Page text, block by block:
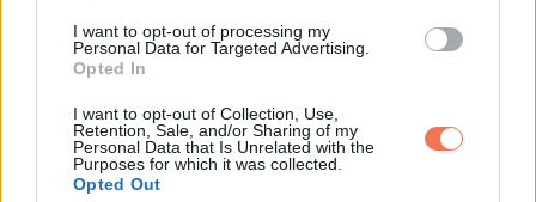
I want to opt-out of processing my
Personal Data for Targeted Advertising.
Opted In
I want to opt-out of Collection, Use,
Retention, Sale, and/or Sharing of my
Personal Data that Is Unrelated with the
Purposes for which it was collected.
Opted Out
Doreenjét. Sok időt töltött a kórházban, próbált pozitív lenni,
hogy újra láthassa a feleségét. És miután az orvosok zöld
utat adtak neki, Harry egyenesen szeretett felesége felé
vette az irányt.